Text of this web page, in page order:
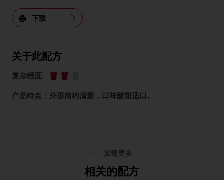
下载
关于此配方
复杂程度:
产品特点：外形简约清新，口味酸甜适口。
发现更多
相关的配方